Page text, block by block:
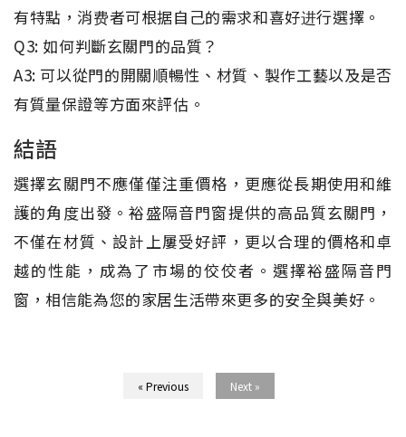
有特點，消费者可根据自己的需求和喜好进行選擇。
Q3: 如何判斷玄關門的品質？
A3: 可以從門的開關順暢性、材質、製作工藝以及是否
有質量保證等方面來評估。
結語
選擇玄關門不應僅僅注重價格，更應從長期使用和維
護的角度出發。裕盛隔音門窗提供的高品質玄關門，
不僅在材質、設計上屢受好評，更以合理的價格和卓
越的性能，成為了市場的佼佼者。選擇裕盛隔音門
窗，相信能為您的家居生活帶來更多的安全與美好。
« Previous Next »